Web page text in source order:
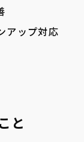
アップ対応
と